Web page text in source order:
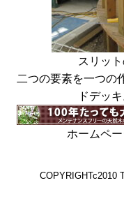
スリッ
二つの要素を一つ
ドデッ
ホームペ
COPYRIGHTc2010